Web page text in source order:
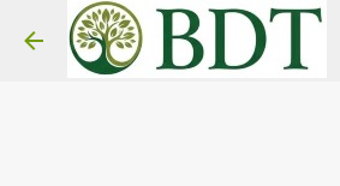
Pular para o conteúdo